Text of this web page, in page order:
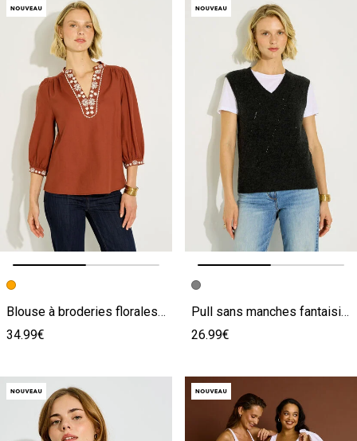
Image précédente
Image suivante
Blouse à broderies florales femme
34.99€
Image précédente
Image suivante
Pull sans manches fantaisie femme
26.99€